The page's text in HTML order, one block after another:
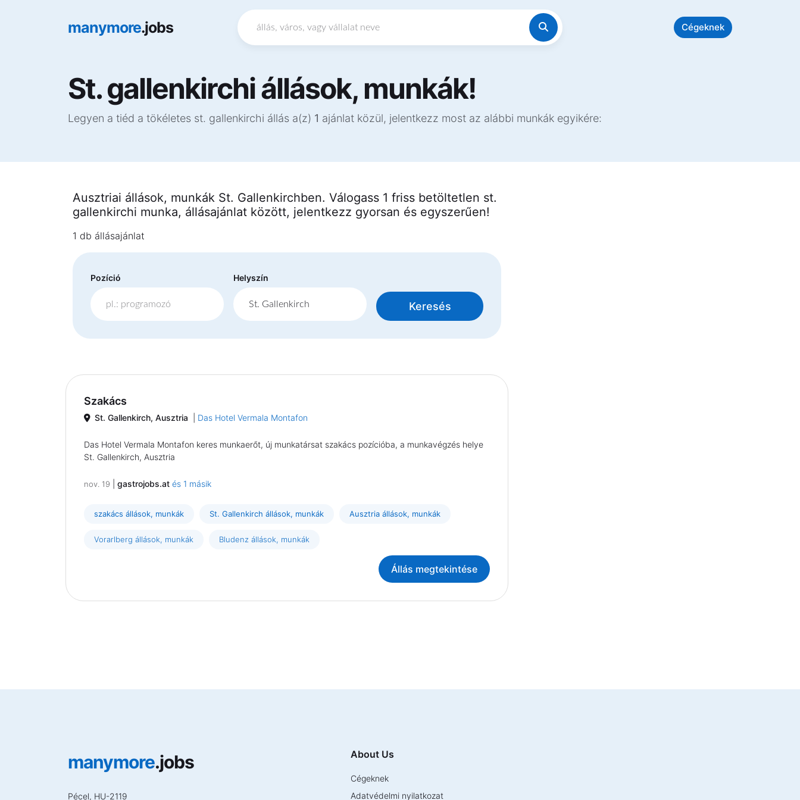
manymore.jobs Cégeknek
St. gallenkirchi állások, munkák!
Legyen a tiéd a tökéletes st. gallenkirchi állás a(z) 1 ajánlat közül, jelentkezz most az alábbi munkák egyikére:
Ausztriai állások, munkák St. Gallenkirchben. Válogass 1 friss betöltetlen st.
gallenkirchi munka, állásajánlat között, jelentkezz gyorsan és egyszerűen!
1 db állásajánlat
Pozíció Helyszín
Keresés
Szakács
St. Gallenkirch, Ausztria Das Hotel Vermala Montafon
Das Hotel Vermala Montafon keres munkaerőt, új munkatársat szakács pozícióba, a munkavégzés helye
St. Gallenkirch, Ausztria
nov. 19 gastrojobs.at és 1 másik
szakács állások, munkák St. Gallenkirch állások, munkák Ausztria állások, munkák
Vorarlberg állások, munkák Bludenz állások, munkák
Állás megtekintése
manymore.jobs
Pécel, HU-2119
About Us
Cégeknek
Adatvédelmi nyilatkozat